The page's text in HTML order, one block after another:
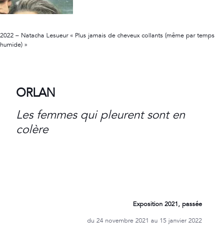
2022 – Natacha Lesueur « Plus jamais de cheveux collants (même par temps
humide) »
ORLAN
Les femmes qui pleurent sont en
colère
Exposition 2021, passée
du 24 novembre 2021 au 15 janvier 2022